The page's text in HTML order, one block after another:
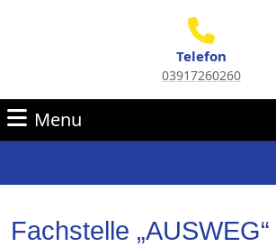
Telefon
03917260260
Phone
Menu
Fachstelle „AUSWEG“